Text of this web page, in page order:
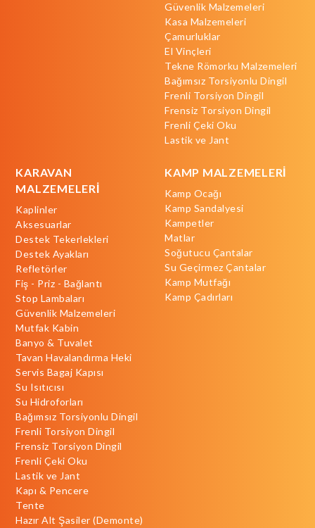
Güvenlik Malzemeleri
Kasa Malzemeleri
Çamurluklar
El Vinçleri
Tekne Römorku Malzemeleri
Bağımsız Torsiyonlu Dingil
Frenli Torsiyon Dingil
Frensiz Torsiyon Dingil
Frenli Çeki Oku
Lastik ve Jant
KARAVAN
MALZEMELERİ
Kaplinler
Aksesuarlar
Destek Tekerlekleri
Destek Ayakları
Refletörler
Fiş - Priz - Bağlantı
Stop Lambaları
Güvenlik Malzemeleri
Mutfak Kabin
Banyo & Tuvalet
Tavan Havalandırma Heki
Servis Bagaj Kapısı
Su Isıtıcısı
Su Hidroforları
Bağımsız Torsiyonlu Dingil
Frenli Torsiyon Dingil
Frensiz Torsiyon Dingil
Frenli Çeki Oku
Lastik ve Jant
Kapı & Pencere
Tente
Hazır Alt Şasiler (Demonte)
KAMP MALZEMELERİ
Kamp Ocağı
Kamp Sandalyesi
Kampetler
Matlar
Soğutucu Çantalar
Su Geçirmez Çantalar
Kamp Mutfağı
Kamp Çadırları